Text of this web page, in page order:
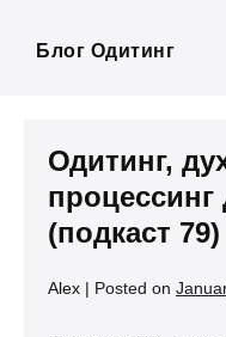
Блог Одитинг
Одитинг,
(подкаст 79)
Alex | Posted on